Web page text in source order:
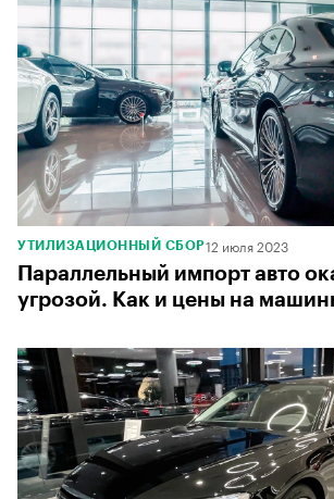
УТИЛИЗАЦИОННЫЙ СБОР12 июля 2023
Параллельный импорт авто
угрозой. Как и цены на